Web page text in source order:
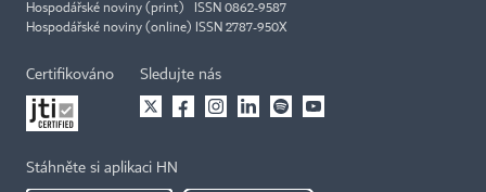
Hospodářské noviny (print) ISSN 0862-9587
Hospodářské noviny (online) ISSN 2787-950X
Certifikováno Sledujte nás
Stáhněte si aplikaci HN